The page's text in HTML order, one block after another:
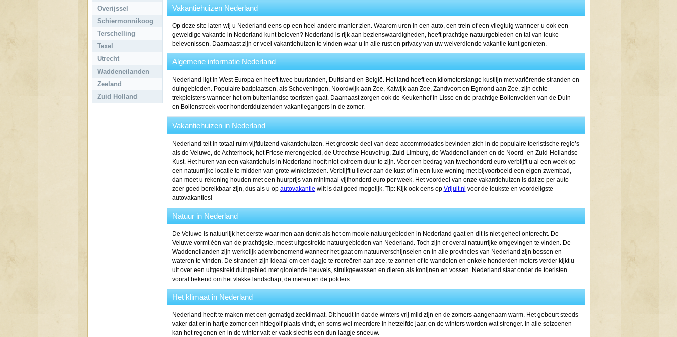
Overijssel
Schiermonnikoog
Terschelling
Texel
Utrecht
Waddeneilanden
Zeeland
Zuid Holland
Vakantiehuizen Nederland
Op deze site laten wij u Nederland eens op een heel andere manier zien. Waarom uren in een auto, een trein of een vliegtuig wanneer u ook een
geweldige vakantie in Nederland kunt beleven? Nederland is rijk aan bezienswaardigheden, heeft prachtige natuurgebieden en tal van leuke
belevenissen. Daarnaast zijn er veel vakantiehuizen te vinden waar u in alle rust en privacy van uw welverdiende vakantie kunt genieten.
Algemene informatie Nederland
Nederland ligt in West Europa en heeft twee buurlanden, Duitsland en België. Het land heeft een kilometerslange kustlijn met variërende stranden en
duingebieden. Populaire badplaatsen, als Scheveningen, Noordwijk aan Zee, Katwijk aan Zee, Zandvoort en Egmond aan Zee, zijn echte
trekpleisters wanneer het om buitenlandse toeristen gaat. Daarnaast zorgen ook de Keukenhof in Lisse en de prachtige Bollenvelden van de Duin-
en Bollenstreek voor honderdduizenden vakantiegangers in de zomer.
Vakantiehuizen in Nederland
Nederland telt in totaal ruim vijfduizend vakantiehuizen. Het grootste deel van deze accommodaties bevinden zich in de populaire toeristische regio’s
als de Veluwe, de Achterhoek, het Friese merengebied, de Utrechtse Heuvelrug, Zuid Limburg, de Waddeneilanden en de Noord- en Zuid-Hollandse
Kust. Het huren van een vakantiehuis in Nederland hoeft niet extreem duur te zijn. Voor een bedrag van tweehonderd euro verblijft u al een week op
een natuurrijke locatie te midden van grote winkelsteden. Verblijft u liever aan de kust of in een luxe woning met bijvoorbeeld een eigen zwembad,
dan moet u rekening houden met een huurprijs van minimaal vijfhonderd euro per week. Het voordeel van onze vakantiehuizen is dat ze per auto
zeer goed bereikbaar zijn, dus als u op autovakantie wilt is dat goed mogelijk. Tip: Kijk ook eens op Vrijuit.nl voor de leukste en voordeligste
autovakanties!
Natuur in Nederland
De Veluwe is natuurlijk het eerste waar men aan denkt als het om mooie natuurgebieden in Nederland gaat en dit is niet geheel onterecht. De
Veluwe vormt één van de prachtigste, meest uitgestrekte natuurgebieden van Nederland. Toch zijn er overal natuurrijke omgevingen te vinden. De
Waddeneilanden zijn werkelijk adembenemend wanneer het gaat om natuurverschijnselen en in alle provincies van Nederland zijn bossen en
wateren te vinden. De stranden zijn ideaal om een dagje te recreëren aan zee, te zonnen of te wandelen en enkele honderden meters verder kijkt u
uit over een uitgestrekt duingebied met glooiende heuvels, struikgewassen en dieren als konijnen en vossen. Nederland staat onder de toeristen
vooral bekend om het vlakke landschap, de meren en de polders.
Het klimaat in Nederland
Nederland heeft te maken met een gematigd zeeklimaat. Dit houdt in dat de winters vrij mild zijn en de zomers aangenaam warm. Het gebeurt steeds
vaker dat er in hartje zomer een hittegolf plaats vindt, en soms wel meerdere in hetzelfde jaar, en de winters worden wat strenger. In alle seizoenen
kan het regenen en in de winter valt er vaak slechts een dun laagje sneeuw.